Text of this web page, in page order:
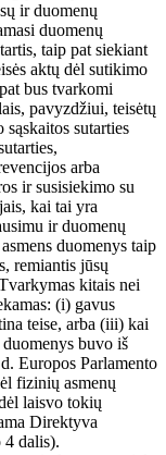
ir duomenų
duomenų
taip pat siekiant
aktų dėl sutikimo
bus tvarkomi
pavyzdžiui, teisėtų
sutarties
arba
ir susisiekimo su
kai tai yra
ir duomenų
duomenys taip
remiantis jūsų
kitais nei
(i) gavus
teise, arba (iii) kai
buvo iš
Europos Parlamento
fizinių asmenų
laisvo tokių
Direktyva
dalis).